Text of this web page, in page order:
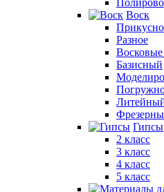
Воск
Разное
Базисный
Гипсы
2 класс
3 класс
4 класс
5 класс